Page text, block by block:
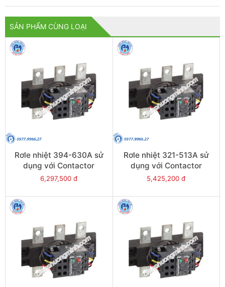
SẢN PHẨM CÙNG LOẠI
Rơle nhiệt 394-630A sử
dụng với Contactor
LC1E630 - Model LRE489
6,297,500 đ
Rơle nhiệt 321-513A sử
dụng với Contactor
LC1E500 - Model LRE488
5,425,200 đ